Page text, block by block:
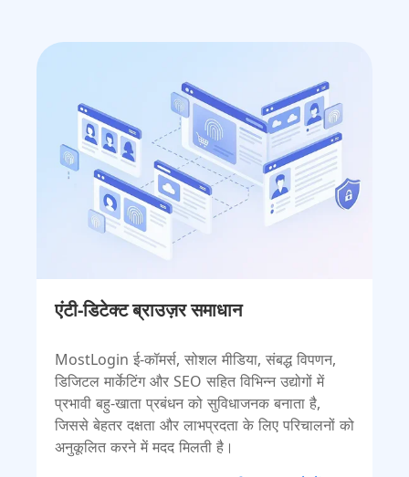
एंटी-डिटेक्ट ब्राउज़र समाधान
MostLogin ई-कॉमर्स, सोशल मीडिया, संबद्ध विपणन,
डिजिटल मार्केटिंग और SEO सहित विभिन्न उद्योगों में
प्रभावी बहु-खाता प्रबंधन को सुविधाजनक बनाता है,
जिससे बेहतर दक्षता और लाभप्रदता के लिए परिचालनों को
अनुकूलित करने में मदद मिलती है।